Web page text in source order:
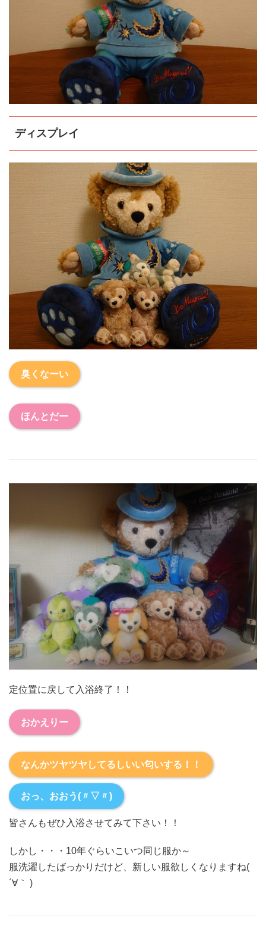
ディスプレイ
臭くなーい
ほんとだー
定位置に戻して入浴終了！！
おかえりー
なんかツヤツヤしてるしいい匂いする！！
おっ、おおう(〃▽〃)
皆さんもぜひ入浴させてみて下さい！！
しかし・・・10年ぐらいこいつ同じ服か～
服洗濯したばっかりだけど、新しい服欲しくなりますね(
´∀｀ )